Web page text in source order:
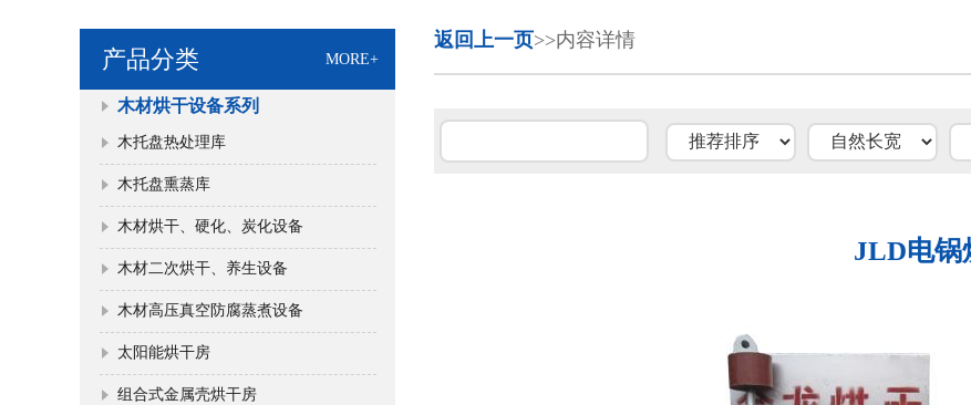
产品分类 MORE+
木材烘干设备系列
木托盘热处理库
木托盘熏蒸库
木材烘干、硬化、炭化设备
木材二次烘干、养生设备
木材高压真空防腐蒸煮设备
太阳能烘干房
组合式金属壳烘干房
返回上一页>>内容详情
JLD电锅